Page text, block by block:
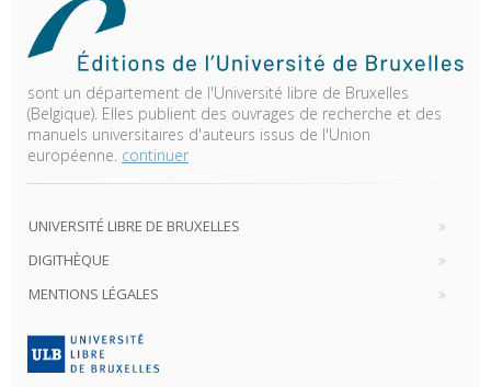
sont un département de l'Université libre de Bruxelles
(Belgique). Elles publient des ouvrages de recherche et des
manuels universitaires d'auteurs issus de l'Union
européenne. continuer
UNIVERSITÉ LIBRE DE BRUXELLES
DIGITHÈQUE
MENTIONS LÉGALES